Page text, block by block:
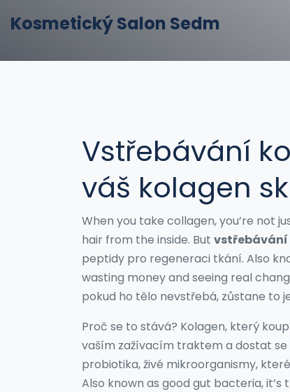
Kosmetický Salon Sedm
Vstřebávání
váš kolagen
When you take collagen, you’re not
hair from the inside. But vstřebávání
peptidy pro regeneraci tkání. Also
wasting money and seeing real
pokud ho tělo nevstřebá, zůstane to
Proč se to stává? Kolagen, který
vaším zažívacím traktem a dostat se
probiotika,živé mikroorganismy,
Also known as good gut bacteria,